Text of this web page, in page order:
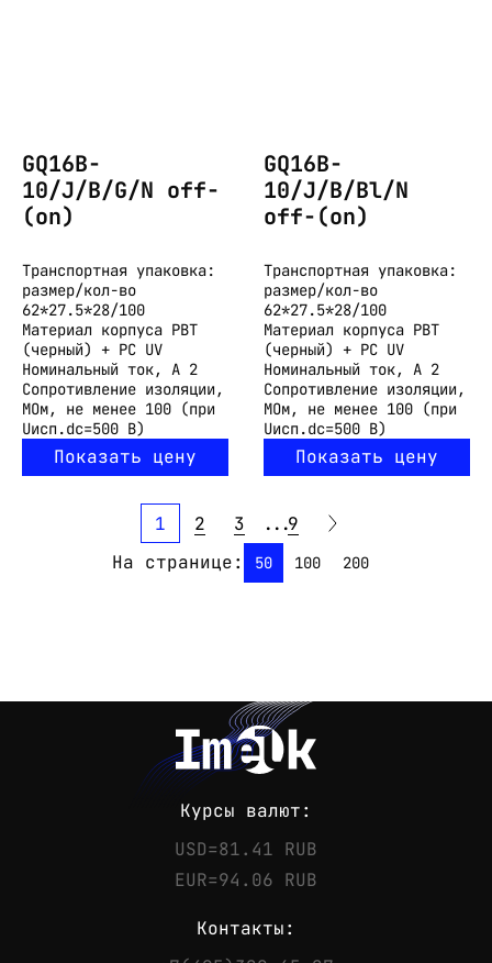
GQ16B-
10/J/B/G/N off-
(on)
Транспортная упаковка:
размер/кол-во
62*27.5*28/100
Материал корпуса PBT
(черный) + PC UV
Номинальный ток, А 2
Сопротивление изоляции,
МОм, не менее 100 (при
Uисп.dc=500 В)
Показать цену
GQ16B-
10/J/B/Bl/N
off-(on)
Транспортная упаковка:
размер/кол-во
62*27.5*28/100
Материал корпуса PBT
(черный) + PC UV
Номинальный ток, А 2
Сопротивление изоляции,
МОм, не менее 100 (при
Uисп.dc=500 В)
Показать цену
1 2 3 ...9
На странице:
50 100 200
Курсы валют:
USD=81.41 RUB
EUR=94.06 RUB
Контакты: